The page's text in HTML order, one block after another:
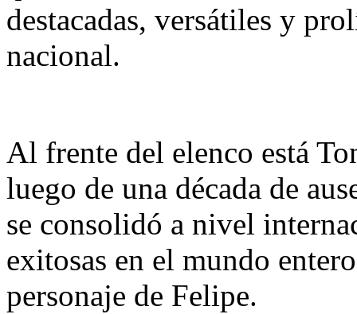
destacadas, versátiles y
nacional.
Al frente del elenco está
luego de una década de
se consolidó a nivel
exitosas en el mundo
personaje de Felipe.